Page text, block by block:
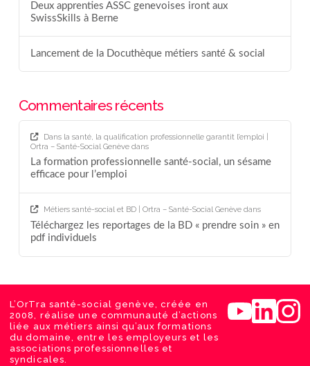
Deux apprenties ASSC genevoises iront aux
SwissSkills à Berne
Lancement de la Docuthèque métiers santé & social
Commentaires récents
Dans la santé, la qualification professionnelle garantit l’emploi |
Ortra – Santé-Social Genèvedans
La formation professionnelle santé-social, un sésame
efficace pour l’emploi
Métiers santé-social et BD | Ortra – Santé-Social Genèvedans
Téléchargez les reportages de la BD « prendre soin » en
pdf individuels
L’OrTra santé-social genève, créée en
2008, réalise une communauté d’actions
liée aux métiers ainsi qu’aux formations
du domaine, entre les employeurs et les
associations professionnelles et
syndicales.